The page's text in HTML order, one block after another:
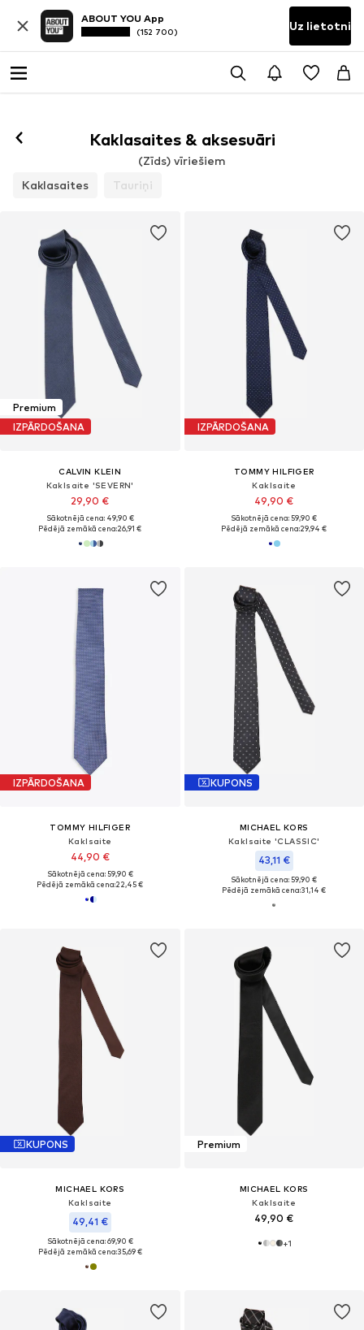
ABOUT YOU App
(152 700) Uz lietotni
Kaklasaites & aksesuāri
(Zīds) vīriešiem
Kaklasaites
Tauriņi
Premium
IZPĀRDOŠANA
CALVIN KLEIN
Kaklsaite 'SEVERN'
29,90 €
Sākotnējā cena: 49,90 €
Pēdējā zemākā cena:26,91 €
IZPĀRDOŠANA
TOMMY HILFIGER
Kaklsaite
49,90 €
Sākotnējā cena: 59,90 €
Pēdējā zemākā cena:29,94 €
IZPĀRDOŠANA
TOMMY HILFIGER
Kaklsaite
44,90 €
Sākotnējā cena: 59,90 €
Pēdējā zemākā cena:22,45 €
KUPONS
MICHAEL KORS
Kaklsaite 'CLASSIC'
43,11 €
Sākotnējā cena: 59,90 €
Pēdējā zemākā cena:31,14 €
KUPONS
MICHAEL KORS
Kaklsaite
49,41 €
Sākotnējā cena: 69,90 €
Pēdējā zemākā cena:35,69 €
Premium
MICHAEL KORS
Kaklsaite
49,90 €
+1